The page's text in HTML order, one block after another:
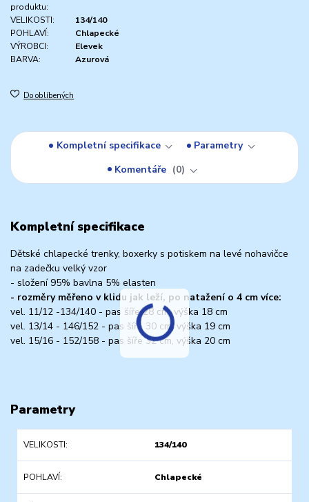
produktu:
VELIKOSTI:
134/140
POHLAVÍ:
Chlapecké
VÝROBCI:
Elevek
BARVA:
Azurová
Do oblíbených
Kompletní specifikace
Parametry
Komentáře
0
Kompletní specifikace
Dětské chlapecké trenky, boxerky s potiskem na levé nohavičce
na zadečku velký vzor
- složení 95% bavlna 5% elasten
- rozměry měřeno v klidu jak leží, po natažení o 4 cm více:
vel. 11/12 -134/140 - pas šíře 28 cm, výška 18 cm
vel. 13/14 - 146/152 - pas šíře 30 cm, výška 19 cm
vel. 15/16 - 152/158 - pas šíře 32 cm, výška 20 cm
Parametry
VELIKOSTI 134/140
POHLAVÍ Chlapecké